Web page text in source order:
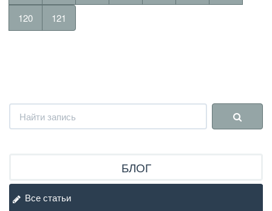
120 121
БЛОГ
Все статьи